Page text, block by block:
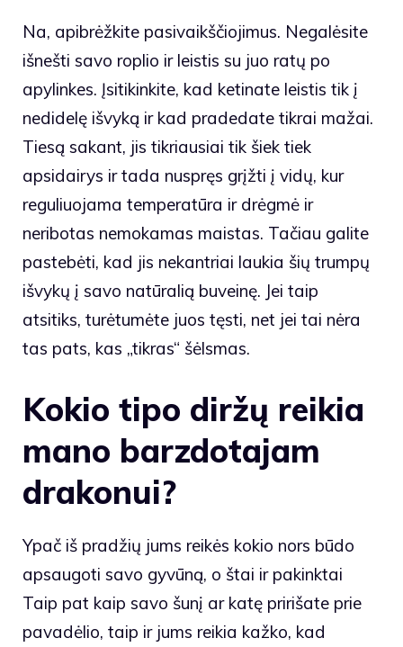
Na, apibrėžkite pasivaikščiojimus. Negalėsite
išnešti savo roplio ir leistis su juo ratų po
apylinkes. Įsitikinkite, kad ketinate leistis tik į
nedidelę išvyką ir kad pradedate tikrai mažai.
Tiesą sakant, jis tikriausiai tik šiek tiek
apsidairys ir tada nuspręs grįžti į vidų, kur
reguliuojama temperatūra ir drėgmė ir
neribotas nemokamas maistas. Tačiau galite
pastebėti, kad jis nekantriai laukia šių trumpų
išvykų į savo natūralią buveinę. Jei taip
atsitiks, turėtumėte juos tęsti, net jei tai nėra
tas pats, kas „tikras“ šėlsmas.
Kokio tipo diržų reikia
mano barzdotajam
drakonui?
Ypač iš pradžių jums reikės kokio nors būdo
apsaugoti savo gyvūną, o štai ir pakinktai
Taip pat kaip savo šunį ar katę pririšate prie
pavadėlio, taip ir jums reikia kažko, kad